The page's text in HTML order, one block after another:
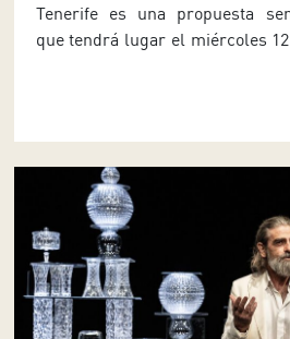
Tenerife es una propuesta
que tendrá lugar el miércoles 12
George Frederick Handel en el
Los detalles […]